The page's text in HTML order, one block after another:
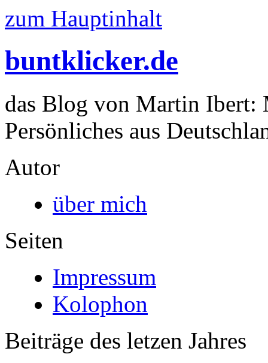
zum Hauptinhalt
buntklicker.de
das Blog von Martin Ibert:
Persönliches aus
Autor
über mich
Seiten
Impressum
Kolophon
Beiträge des letzen Jahres